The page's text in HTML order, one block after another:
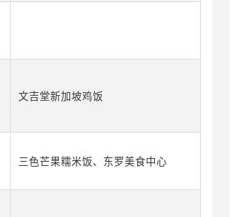
文吉堂新加坡鸡饭
三色芒果糯米饭、东罗美食中心